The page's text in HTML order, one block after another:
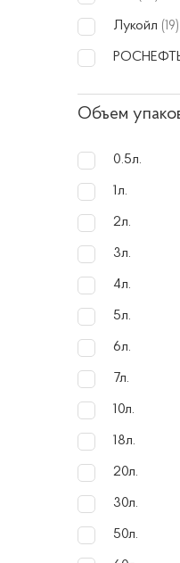
Лукойл (19)
Объем
0.5л.
1л.
2л.
3л.
4л.
5л.
6л.
7л.
10л.
18л.
20л.
30л.
50л.